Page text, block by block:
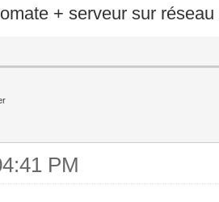
+ serveur sur
PM